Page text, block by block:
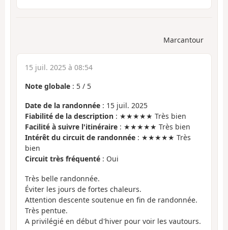
Marcantour
15 juil. 2025 à 08:54
Note globale : 5 / 5
Date de la randonnée : 15 juil. 2025
Fiabilité de la description : ★★★★★ Très bien
Facilité à suivre l'itinéraire : ★★★★★ Très bien
Intérêt du circuit de randonnée : ★★★★★ Très
bien
Circuit très fréquenté : Oui
Très belle randonnée.
Éviter les jours de fortes chaleurs.
Attention descente soutenue en fin de randonnée.
Très pentue.
A privilégié en début d'hiver pour voir les vautours.